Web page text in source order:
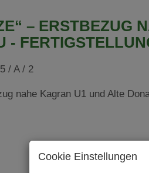
– ERSTBEZUG
-
/ A / 2
Cookie Einstellungen